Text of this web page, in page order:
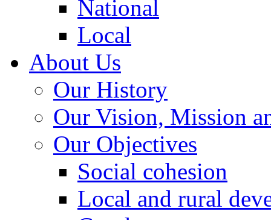
National
Local
About Us
Our History
Our Vision, Mission
Our Objectives
Social cohesion
Local and rural